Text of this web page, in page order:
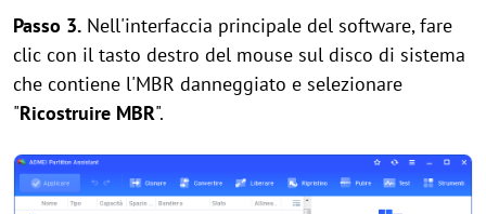
Passo 3. Nell'interfaccia principale del software, fare
clic con il tasto destro del mouse sul disco di sistema
che contiene l'MBR danneggiato e selezionare
"Ricostruire MBR".